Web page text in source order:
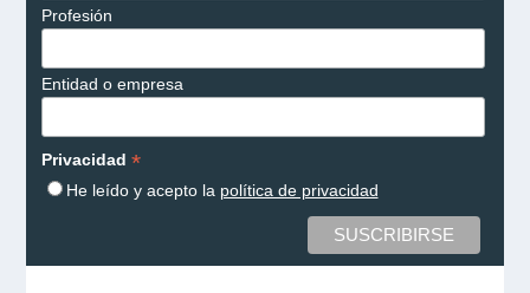
Profesión
Entidad o empresa
Privacidad *
He leído y acepto la política de privacidad